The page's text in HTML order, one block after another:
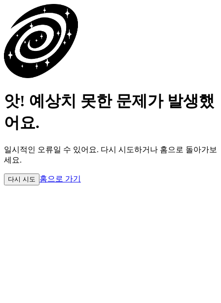
앗! 예상치 못한 문제가 발생했
어요.
일시적인 오류일 수 있어요. 다시 시도하거나 홈으로 돌아가보
세요.
다시 시도 홈으로 가기